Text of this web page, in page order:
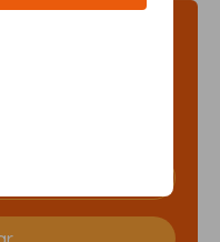
experiências,
imperdíveis.